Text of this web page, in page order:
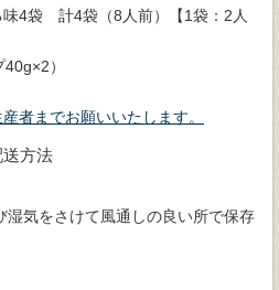
味4袋 計4袋（8人前）【1袋：2人
）
者までお願いいたします。
方法
湿気をさけて風通しの良い所で保存